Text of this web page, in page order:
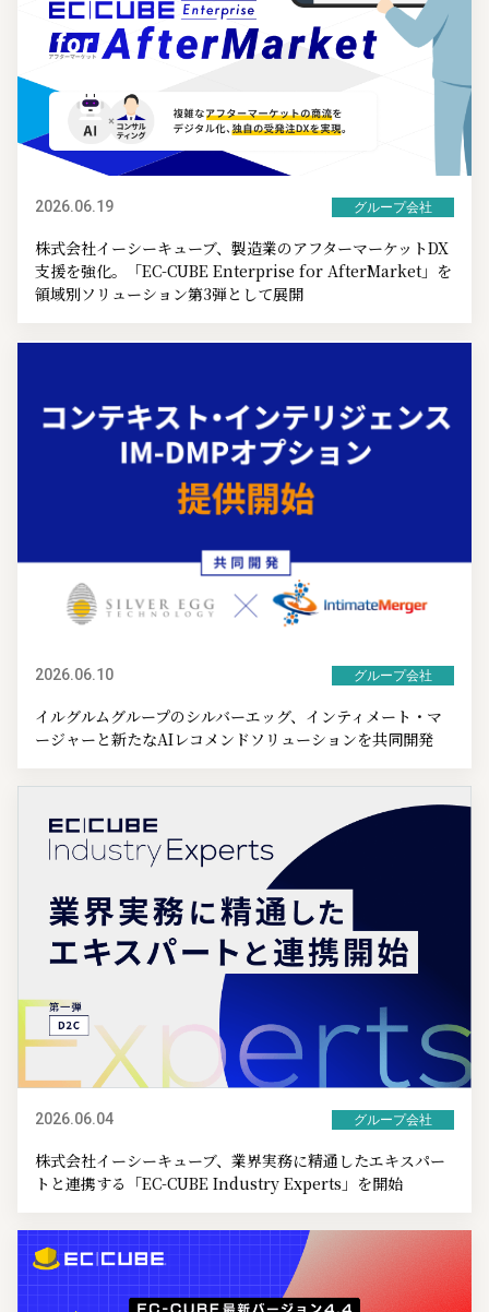
2026.06.19 グループ会社
株式会社イーシーキューブ、製造業のアフターマーケットDX
支援を強化。「EC-CUBE Enterprise for AfterMarket」を
領域別ソリューション第3弾として展開
2026.06.10 グループ会社
イルグルムグループのシルバーエッグ、インティメート・マ
ージャーと新たなAIレコメンドソリューションを共同開発
2026.06.04 グループ会社
株式会社イーシーキューブ、業界実務に精通したエキスパー
トと連携する「EC-CUBE Industry Experts」を開始